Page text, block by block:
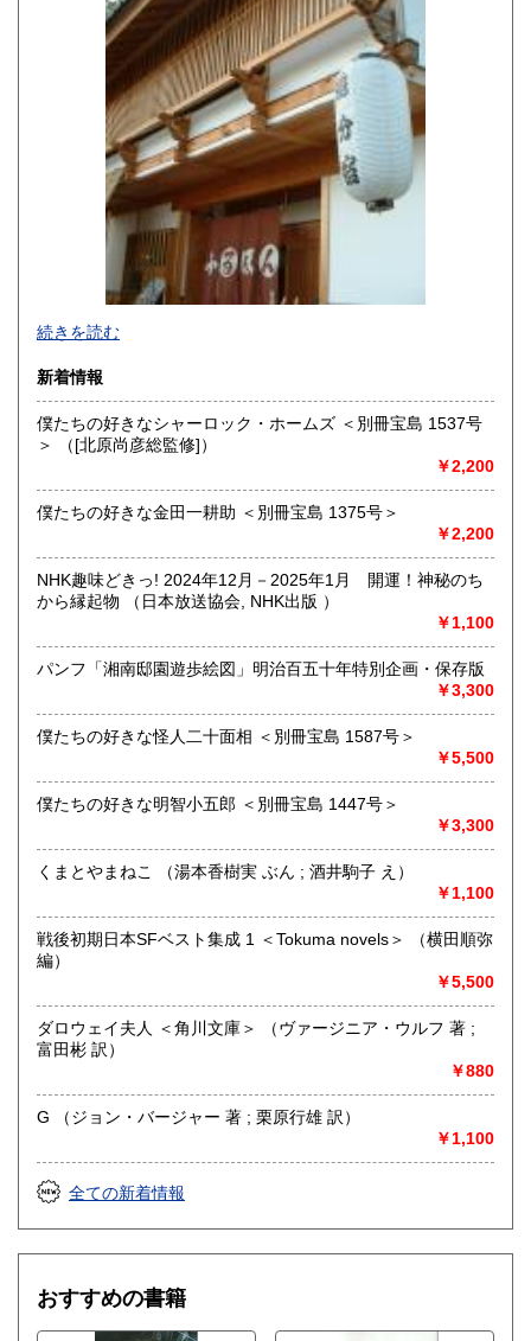
600円 鹿児島県
600円
追分コロニーは「豊かな暮らし」をテーマにした「村の古本
屋」です。人が精神的に豊かな生活を送るための 様々な遊び
的「衣・食・住、アート、音楽、旅、 趣味、健康、文芸、経
済、社会、哲学、政治」 等の幅広いテーマを扱います。
「日本の古本屋」で販売している古本は、隣りの「文化磁場
油や」で一部展示販売も春～秋にしています、堀辰雄、立原
道造、加藤周一などのゆかりの土地柄です。信州にお越しの
沿線名：しなの鉄道
営業時間：12:00〜17:00
定休日：火・水曜日(夏季:毎日営業、冬季:天気次第)
◇近隣であれば書籍の買取をしています。少数であれば店へ
の持ち込み、あるいは量が多い場合はまずは電話などで相談
買取が出来る本とそうでない本があります、メール・電話等
で連絡頂ければと思います。
取り扱い分野
哲学宗教、歴史、社会科学、美術工芸、外国文学、趣味、サ
ブカルチャー、古書一般（その他）
続きを読む
新着情報
僕たちの好きなシャーロック・ホームズ ＜別冊宝島 1537号
＞ （[北原尚彦総監修]）
￥2,200
僕たちの好きな金田一耕助 ＜別冊宝島 1375号＞
￥2,200
NHK趣味どきっ! 2024年12月－2025年1月 開運！神秘のち
から縁起物 （日本放送協会, NHK出版 ）
￥1,100
パンフ「湘南邸園遊歩絵図」明治百五十年特別企画・保存版
￥3,300
僕たちの好きな怪人二十面相 ＜別冊宝島 1587号＞
￥5,500
僕たちの好きな明智小五郎 ＜別冊宝島 1447号＞
￥3,300
くまとやまねこ （湯本香樹実 ぶん ; 酒井駒子 え）
￥1,100
戦後初期日本SFベスト集成 1 ＜Tokuma novels＞ （横田順弥
編）
￥5,500
ダロウェイ夫人 ＜角川文庫＞ （ヴァージニア・ウルフ 著 ;
富田彬 訳）
￥880
G （ジョン・バージャー 著 ; 栗原行雄 訳）
￥1,100
全ての新着情報
おすすめの書籍